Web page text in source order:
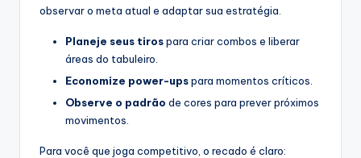
observar o meta atual e adaptar sua estratégia.
Planeje seus tirospara criar combos e liberar
áreas do tabuleiro.
Economize power-upspara momentos críticos.
Observe o padrão de cores para prever próximos
movimentos.
Para você que joga competitivo, o recado é claro: